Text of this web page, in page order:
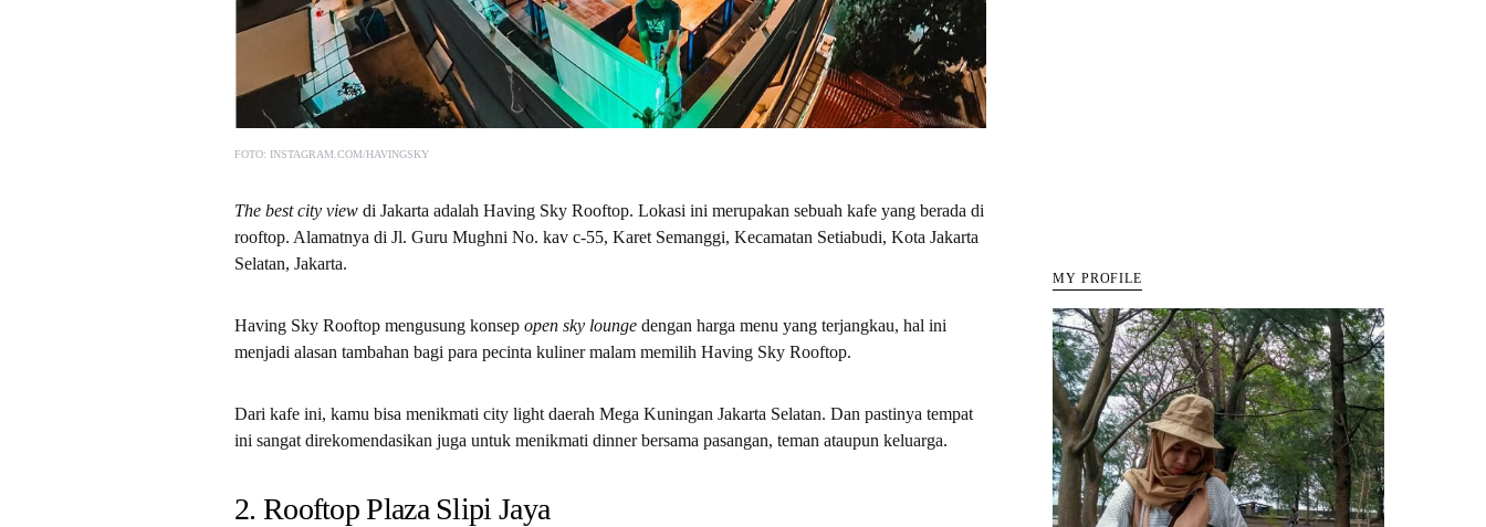
FOTO: INSTAGRAM.COM/HAVINGSKY
The best city view di Jakarta adalah Having Sky Rooftop. Lokasi ini merupakan sebuah kafe yang berada di
rooftop. Alamatnya di Jl. Guru Mughni No. kav c-55, Karet Semanggi, Kecamatan Setiabudi, Kota Jakarta
Selatan, Jakarta.
Having Sky Rooftop mengusung konsep open sky lounge dengan harga menu yang terjangkau, hal ini
menjadi alasan tambahan bagi para pecinta kuliner malam memilih Having Sky Rooftop.
Dari kafe ini, kamu bisa menikmati city light daerah Mega Kuningan Jakarta Selatan. Dan pastinya tempat
ini sangat direkomendasikan juga untuk menikmati dinner bersama pasangan, teman ataupun keluarga.
2. Rooftop Plaza Slipi Jaya
MY PROFILE